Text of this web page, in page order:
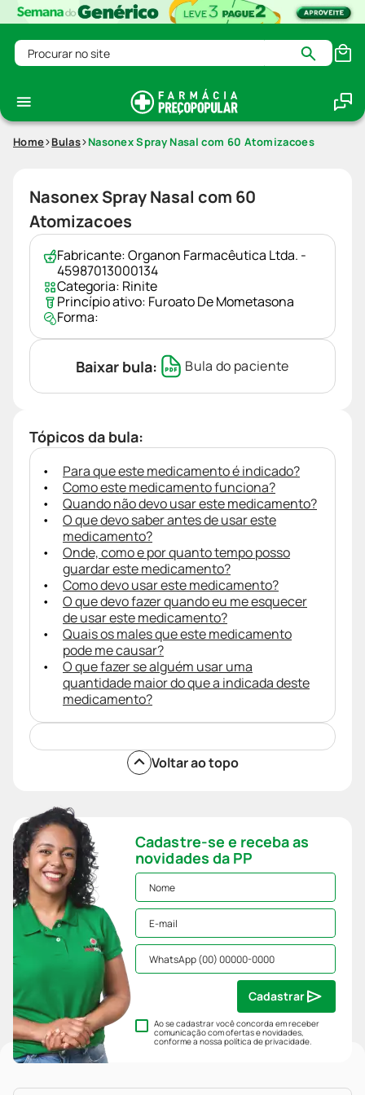
Procurar no site
Home Bulas Nasonex Spray Nasal com 60 Atomizacoes
Nasonex Spray Nasal com 60
Atomizacoes
Fabricante:Organon Farmacêutica Ltda. -
45987013000134
Categoria: Rinite
Princípio ativo: Furoato De Mometasona
Forma:
Baixar bula: Bula do paciente
Tópicos da bula:
Para que este medicamento é indicado?
Como este medicamento funciona?
Quando não devo usar este medicamento?
O que devo saber antes de usar este
medicamento?
Onde, como e por quanto tempo posso
guardar este medicamento?
Como devo usar este medicamento?
O que devo fazer quando eu me esquecer
de usar este medicamento?
Quais os males que este medicamento
pode me causar?
O que fazer se alguém usar uma
quantidade maior do que a indicada deste
medicamento?
Voltar ao topo
Cadastre-se e receba as
novidades da PP
Ao se cadastrar você concorda em receber
comunicação com ofertas e novidades,
conforme a nossapolítica de privacidade.
Cadastrar